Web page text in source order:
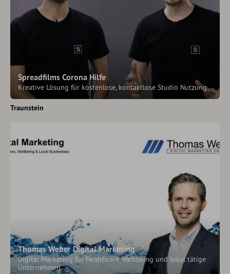
Spreadfilms Corona Hilfe
Kreative Lösung für kostenlose, kontaktlose Studio Nutzung
Traunstein
Thomas Weber Digital Marketing
Digital Marketing für Healthcare, Wellbeing und lokal tätige
Unternehmen